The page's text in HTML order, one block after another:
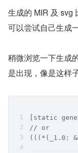
生成的 MIR 及 svg
可以尝试自己生成
稍微浏览一下生成
是出现，像是这样
[static
// or
(((*(_1.0: